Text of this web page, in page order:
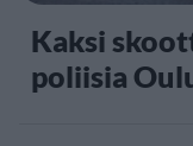
Kaksi
poliisia